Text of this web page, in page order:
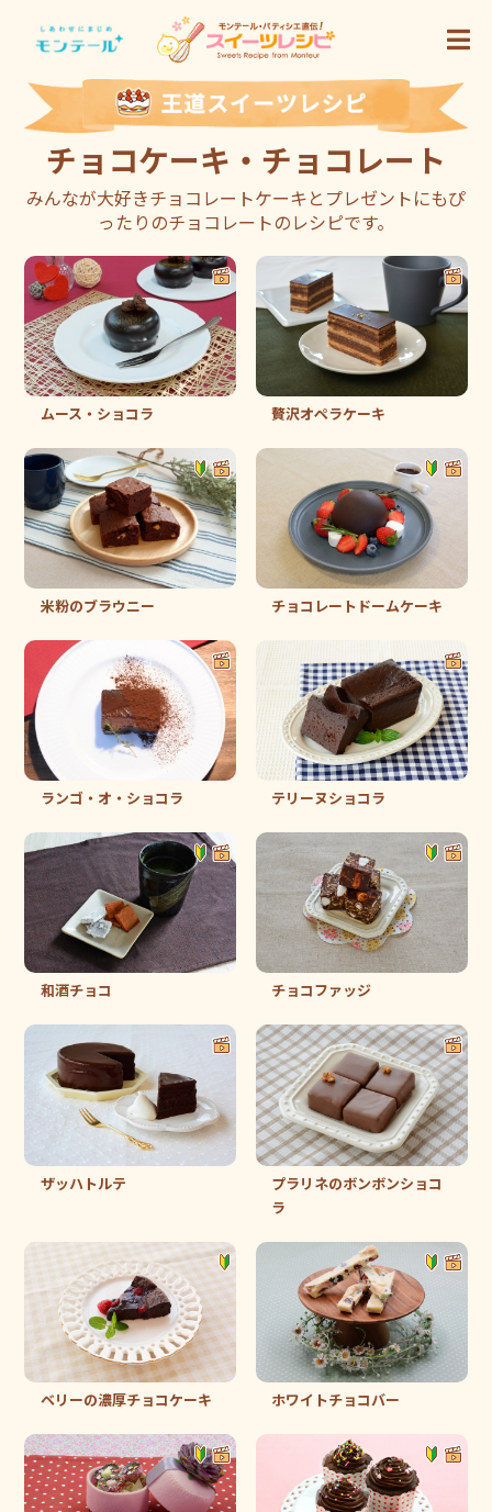
チョコケーキ・チョコレート
みんなが大好きチョコレートケーキとプレゼントにもぴ
ったりのチョコレートのレシピです。
ムース・ショコラ 贅沢オペラケーキ
米粉のブラウニー チョコレートドームケーキ
ランゴ・オ・ショコラ テリーヌショコラ
和酒チョコ チョコファッジ
ザッハトルテ
プラリネのボンボンショコ
ラ
ベリーの濃厚チョコケーキ ホワイトチョコバー